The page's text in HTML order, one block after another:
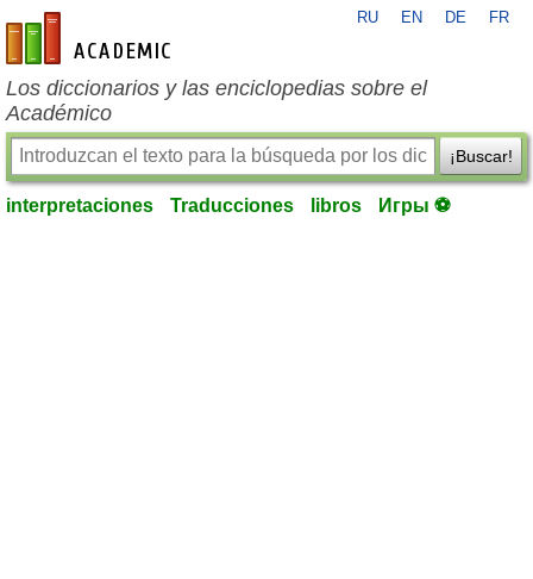
es-academic.com
RU EN DE FR
Los diccionarios y las enciclopedias sobre el
Académico
¡Buscar!
interpretaciones Traducciones libros Игры ⚽